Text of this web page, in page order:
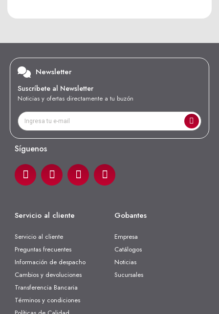
Newsletter
Suscríbete al Newsletter
Noticias y ofertas directamente a tu buzón
Síguenos
Servicio al cliente
Servicio al cliente
Preguntas frecuentes
Información de despacho
Cambios y devoluciones
Transferencia Bancaria
Términos y condiciones
Gobantes
Empresa
Catálogos
Noticias
Sucursales